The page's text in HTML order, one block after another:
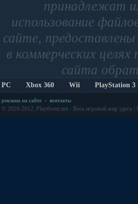
принадлежат
использование
сайте, предоставлены
в коммерческих
сайта
PC Xbox 360 Wii PlayStation 3
реклама на сайте - контакты
© 2010-2012, Playtform.net - Весь игровой мир здесь |